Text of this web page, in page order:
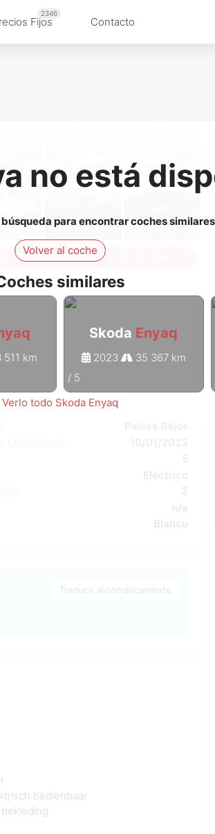
Fijos
2346
Contacto
no está
para encontrar coches
Volver al coche
similares
511 km
Skoda Enyaq
2023 35 367 km
/ 5
Verlo todo Skoda Enyaq
Inicia sesión para ver todas las fotos
Blanco
Traducir automáticamente
bedienbaar